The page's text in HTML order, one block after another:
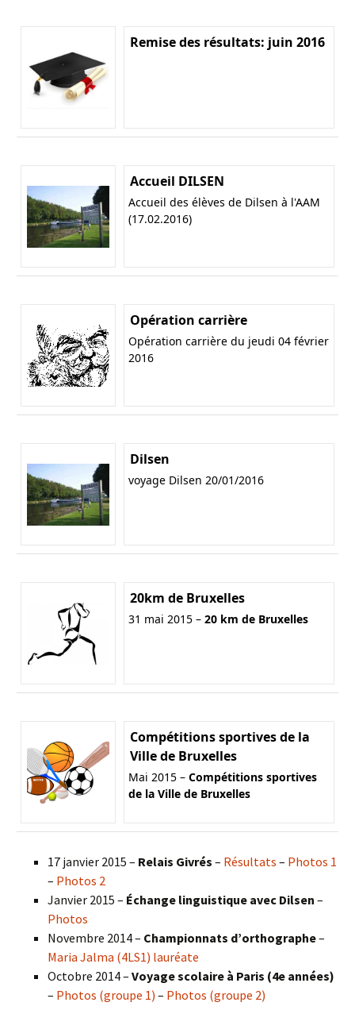
Remise des résultats: juin 2016
Accueil DILSEN
Accueil des élèves de Dilsen à l'AAM
(17.02.2016)
Opération carrière
Opération carrière du jeudi 04 février
2016
Dilsen
voyage Dilsen 20/01/2016
20km de Bruxelles
31 mai 2015 – 20 km de Bruxelles
Compétitions sportives de la
Ville de Bruxelles
Mai 2015 – Compétitions sportives
de la Ville de Bruxelles
17 janvier 2015 – Relais Givrés – Résultats – Photos 1
– Photos 2
Janvier 2015 – Échange linguistique avec Dilsen –
Photos
Novembre 2014 – Championnats d’orthographe–
Maria Jalma (4LS1) lauréate
Octobre 2014 – Voyage scolaire à Paris (4e années)
– Photos (groupe 1) – Photos (groupe 2)